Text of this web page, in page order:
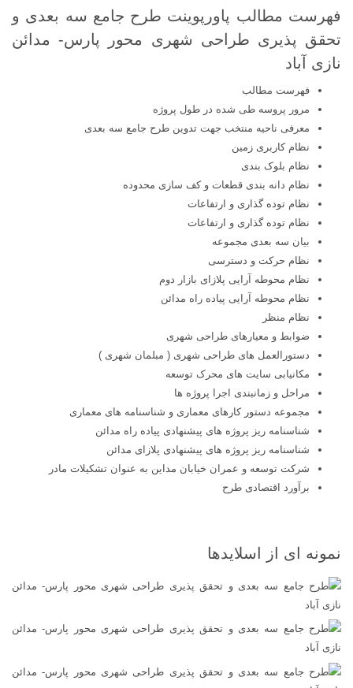
فهرست مطالب پاورپوینت طرح جامع سه بعدی و
تحقق پذیری طراحی شهری محور پارس- مدائن
نازی آباد
فهرست مطالب
مرور پروسه طی شده در طول پروژه
معرفی ناحیه منتخب جهت تدوین طرح جامع سه بعدی
نظام کاربری زمین
نظام بلوک بندی
نظام دانه بندی قطعات و کف سازی محدوده
نظام توده گذاری و ارتفاعات
نظام توده گذاری و ارتفاعات
بیان سه بعدی مجموعه
نظام حرکت و دسترسی
نظام محوطه آرایی پلازای بازار دوم
نظام محوطه آرایی پیاده راه مدائن
نظام منظر
ضوابط و معیارهای طراحی شهری
دستورالعمل های طراحی شهری ( مبلمان شهری )
مکانیابی سایت های محرک توسعه
مراحل و زمانبندی اجرا پروژه ها
مجموعه دستور کارهای معماری و شناسنامه های معماری
شناسنامه ریز پروژه های پیشنهادی پیاده راه مدائن
شناسنامه ریز پروژه های پیشنهادی پلازای مدائن
شرکت توسعه و عمران خیابان مداین به عنوان تشکیلات مادر
برآورد اقتصادی طرح
نمونه ای از اسلایدها